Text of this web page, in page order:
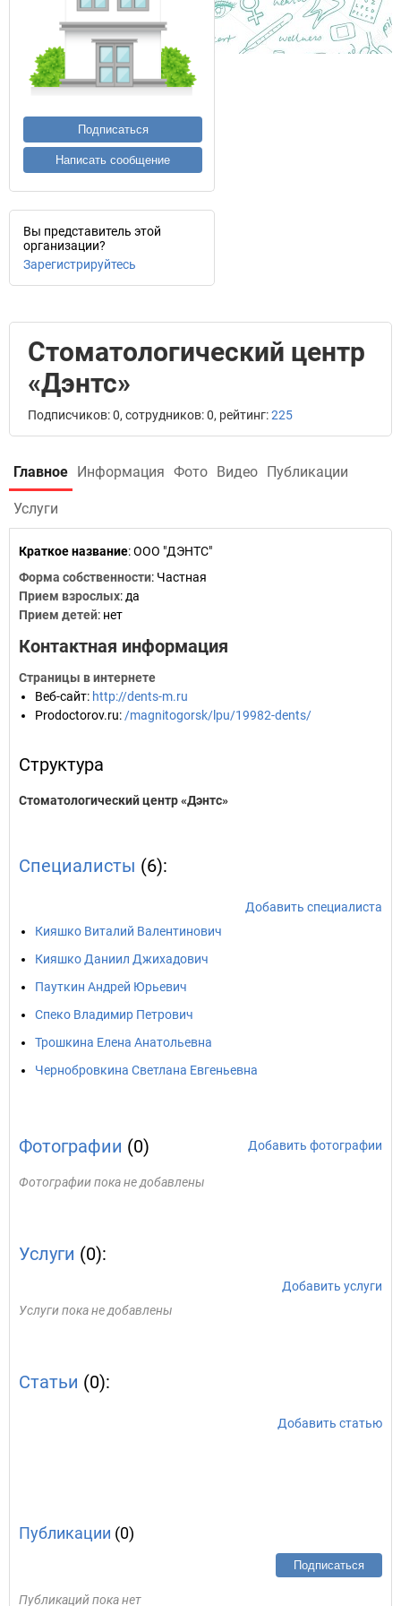
Подписаться
Написать сообщение
Вы представитель этой
организации?
Зарегистрируйтесь
Стоматологический центр
«Дэнтс»
Подписчиков: 0, сотрудников: 0, рейтинг:225
Главное Информация Фото Видео Публикации
Услуги
Краткое название:ООО "ДЭНТС"
Форма собственности: Частная
Прием взрослых: да
Прием детей: нет
Контактная информация
Страницы в интернете
Веб-сайт: http://dents-m.ru
Prodoctorov.ru: /magnitogorsk/lpu/19982-dents/
Структура
Стоматологический центр «Дэнтс»
Специалисты (6):
Добавить специалиста
Кияшко Виталий Валентинович
Кияшко Даниил Джихадович
Пауткин Андрей Юрьевич
Спеко Владимир Петрович
Трошкина Елена Анатольевна
Чернобровкина Светлана Евгеньевна
Фотографии (0) Добавить фотографии
Фотографии пока не добавлены
Услуги (0):
Добавить услуги
Услуги пока не добавлены
Статьи (0):
Добавить статью
Публикации (0)
Подписаться
Публикаций пока нет